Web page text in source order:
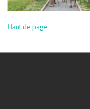
Haut de page